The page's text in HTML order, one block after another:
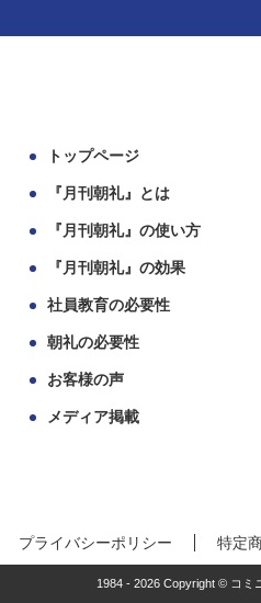
トップページ
『月刊朝礼』とは
『月刊朝礼』の使い方
『月刊朝礼』の効果
社員教育の必要性
朝礼の必要性
お客様の声
メディア掲載
プライバシーポリシー 特定
1984 - 2026 Copyright © コミ